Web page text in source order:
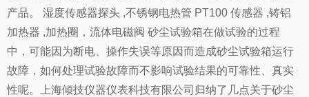
产品。 湿度传感器探头 ,不锈钢电热管 PT100 传感器 ,铸铝
加热器 ,加热圈，流体电磁阀 砂尘试验箱在做试验的过程
中，可能因为断电、操作失误等原因而造成砂尘试验箱运行
故障，如何处理试验故障而不影响试验结果的可靠性、真实
性呢。上海倾技仪器仪表科技有限公司归纳了几点关于砂尘